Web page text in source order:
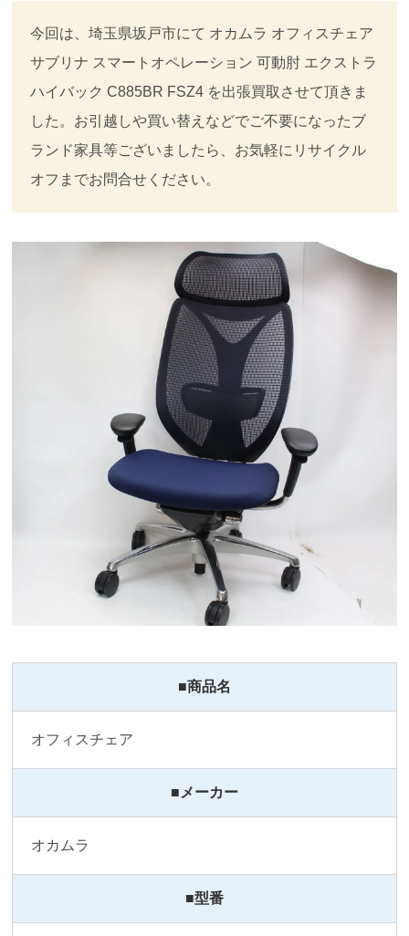
今回は、埼玉県坂戸市にて オカムラ オフィスチェア
サブリナ スマートオペレーション 可動肘 エクストラ
ハイバック C885BR FSZ4 を出張買取させて頂きま
した。お引越しや買い替えなどでご不要になったブ
ランド家具等ございましたら、お気軽にリサイクル
オフまでお問合せください。
■商品名
オフィスチェア
■メーカー
オカムラ
■型番